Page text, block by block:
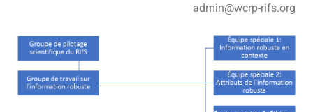
admin@wcrp-rifs.org